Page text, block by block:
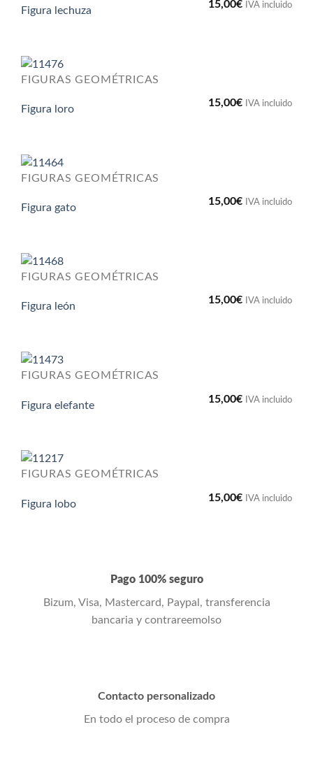
Figura lechuza
15,00€ IVA incluido
FIGURAS GEOMÉTRICAS
Figura loro
15,00€ IVA incluido
FIGURAS GEOMÉTRICAS
Figura gato
15,00€ IVA incluido
FIGURAS GEOMÉTRICAS
Figura león
15,00€ IVA incluido
FIGURAS GEOMÉTRICAS
Figura elefante
15,00€ IVA incluido
FIGURAS GEOMÉTRICAS
Figura lobo
15,00€ IVA incluido
Pago 100% seguro
Bizum, Visa, Mastercard, Paypal, transferencia
bancaria y contrareemolso
Contacto personalizado
En todo el proceso de compra